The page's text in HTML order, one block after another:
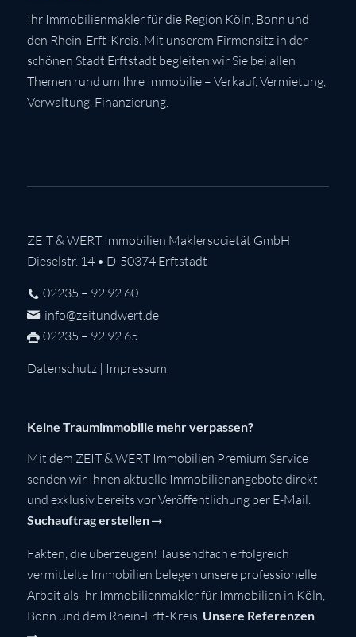
Ihr Immobilienmakler für die Region Köln, Bonn und
den Rhein-Erft-Kreis. Mit unserem Firmensitz in der
schönen Stadt Erftstadt begleiten wir Sie bei allen
Themen rund um Ihre Immobilie – Verkauf, Vermietung,
Verwaltung, Finanzierung.
ZEIT & WERT Immobilien Maklersocietät GmbH
Dieselstr. 14 • D-50374 Erftstadt
02235 – 92 92 60
info@zeitundwert.de
02235 – 92 92 65
Datenschutz| Impressum
Keine Traumimmobilie mehr verpassen?
Mit dem ZEIT & WERT Immobilien Premium Service
senden wir Ihnen aktuelle Immobilienangebote direkt
und exklusiv bereits vor Veröffentlichung per E-Mail.
Suchauftrag erstellen
Fakten, die überzeugen! Tausendfach erfolgreich
vermittelte Immobilien belegen unsere professionelle
Arbeit als Ihr Immobilienmakler für Immobilien in Köln,
Bonn und dem Rhein-Erft-Kreis. Unsere Referenzen